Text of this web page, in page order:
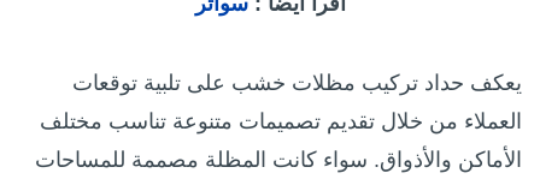
يعكف حداد تركيب مظلات خشب على تلبية توقعات
العملاء من خلال تقديم تصميمات متنوعة تناسب مختلف
الأماكن والأذواق. سواء كانت المظلة مصممة للمساحات